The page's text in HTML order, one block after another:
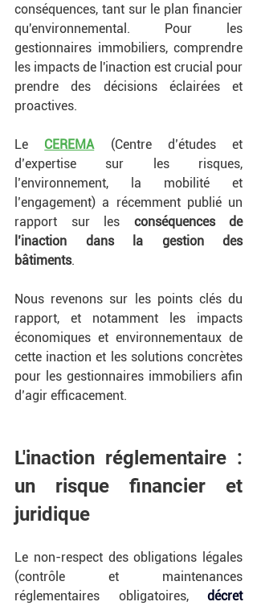
conséquences, tant sur le plan financier
qu'environnemental. Pour les
gestionnaires immobiliers, comprendre
les impacts de l'inaction est crucial pour
prendre des décisions éclairées et
proactives.
Le CEREMA (Centre d’études et
d’expertise sur les risques,
l’environnement, la mobilité et
l’engagement) a récemment publié un
rapport sur les conséquences de
l’inaction dans la gestion des
bâtiments.
Nous revenons sur les points clés du
rapport, et notamment les impacts
économiques et environnementaux de
cette inaction et les solutions concrètes
pour les gestionnaires immobiliers afin
d’agir efficacement.
L'inaction réglementaire :
un risque financier et
juridique
Le non-respect des obligations légales
(contrôle et maintenances
réglementaires obligatoires, décret